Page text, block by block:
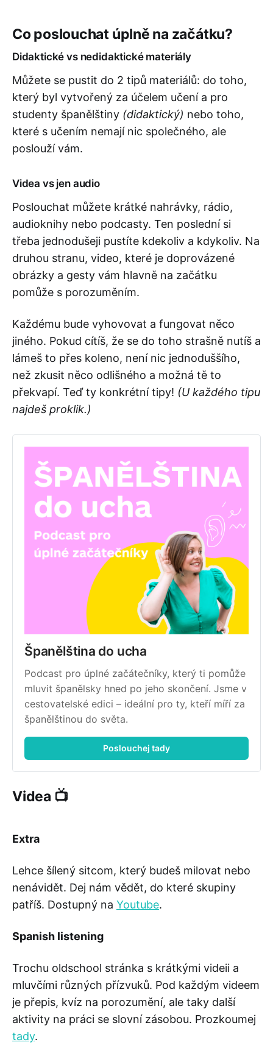
Co poslouchat úplně na začátku?
Didaktické vs nedidaktické materiály
Můžete se pustit do 2 tipů materiálů: do toho,
který byl vytvořený za účelem učení a pro
studenty španělštiny (didaktický) nebo toho,
které s učením nemají nic společného, ale
poslouží vám.
Videa vs jen audio
Poslouchat můžete krátké nahrávky, rádio,
audioknihy nebo podcasty. Ten poslední si
třeba jednodušeji pustíte kdekoliv a kdykoliv. Na
druhou stranu, video, které je doprovázené
obrázky a gesty vám hlavně na začátku
pomůže s porozuměním.
Každému bude vyhovovat a fungovat něco
jiného. Pokud cítíš, že se do toho strašně nutíš a
lámeš to přes koleno, není nic jednoduššího,
než zkusit něco odlišného a možná tě to
překvapí. Teď ty konkrétní tipy! (U každého tipu
najdeš proklik.)
Španělština do ucha
Podcast pro úplné začátečníky, který ti pomůže
mluvit španělsky hned po jeho skončení. Jsme v
cestovatelské edici – ideální pro ty, kteří míří za
španělštinou do světa.
Poslouchej tady
Videa 📺
Extra
Lehce šílený sitcom, který budeš milovat nebo
nenávidět. Dej nám vědět, do které skupiny
patříš. Dostupný na Youtube.
Spanish listening
Trochu oldschool stránka s krátkými videii a
mluvčími různých přízvuků. Pod každým videem
je přepis, kvíz na porozumění, ale taky další
aktivity na práci se slovní zásobou. Prozkoumej
tady.